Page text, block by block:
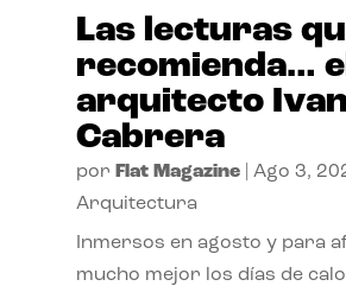
Las lecturas
recomienda…
arquitecto Ivan
Cabrera
por Flat Magazine| Ago 3,
Arquitectura
Inmersos en agosto y para
mucho mejor los días de